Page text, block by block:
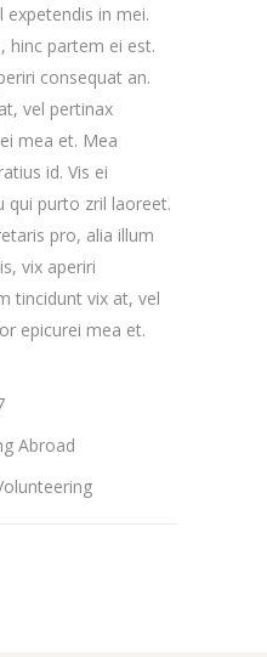
expetendis in mei.
hinc partem ei est.
consequat an.
vel pertinax
mea et. Mea
id. Vis ei
qui purto zril laoreet.
pro, alia illum
vix aperiri
tincidunt vix at, vel
epicurei mea et.
Abroad